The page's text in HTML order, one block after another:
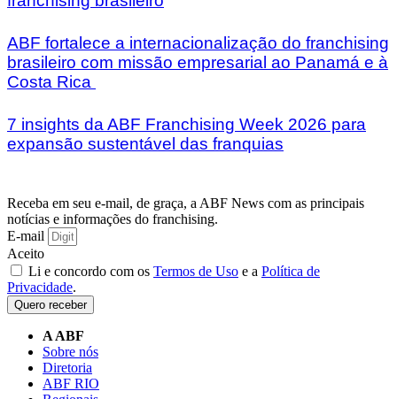
ABF fortalece a internacionalização do franchising
brasileiro com missão empresarial ao Panamá e à
Costa Rica
7 insights da ABF Franchising Week 2026 para
expansão sustentável das franquias
Receba em seu e-mail, de graça, a ABF News com as principais
notícias e informações do franchising.
E-mail
Aceito
Li e concordo com os Termos de Uso e a Política de
Privacidade.
Quero receber
A ABF
Sobre nós
Diretoria
ABF RIO